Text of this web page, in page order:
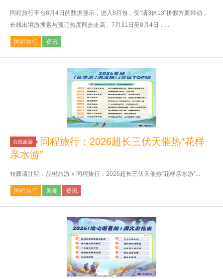
同程旅行平台8月4日的数据显示，进入8月份，受“请3休13”拼假方案带动，
长线出境游搜索与预订热度同步走高。7月31日至8月4日，...
同程旅行 资讯
在线旅游
同程旅行：2026超长三伏天催热“花样
亲水游”
转载请注明：品橙旅游 » 同程旅行：2026超长三伏天催热“花样亲水游”...
同程旅行 暑期 资讯